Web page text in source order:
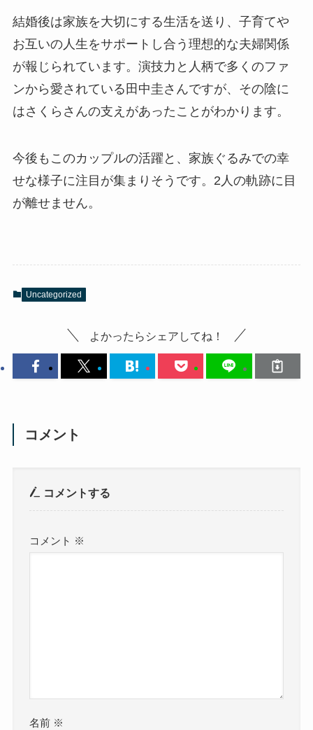
結婚後は家族を大切にする生活を送り、子育てや
お互いの人生をサポートし合う理想的な夫婦関係
が報じられています。演技力と人柄で多くのファ
ンから愛されている田中圭さんですが、その陰に
はさくらさんの支えがあったことがわかります。
今後もこのカップルの活躍と、家族ぐるみでの幸
せな様子に注目が集まりそうです。2人の軌跡に目
が離せません。
Uncategorized
よかったらシェアしてね！
コメント
コメントする
コメント ※
名前 ※